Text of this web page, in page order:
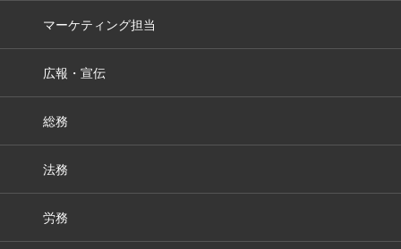
マーケティング担当
広報・宣伝
総務
法務
労務